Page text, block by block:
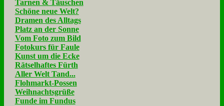
Tarnen & Täuschen
Schöne neue Welt?
Dramen des Alltags
Platz an der Sonne
Vom Foto zum Bild
Fotokurs für Faule
Kunst um die Ecke
Rätselhaftes Fürth
Aller Welt Tand...
Flohmarkt-Possen
Weihnachtsgrüße
Funde im Fundus